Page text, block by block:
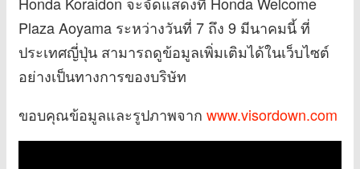
Plaza Aoyama ระหว่างวันที่ 7 ถึง 9 มีนาคมนี้ ที่
ประเทศญี่ปุ่น สามารถดูข้อมูลเพิ่มเติมได้ในเว็บไซต์
อย่างเป็นทางการของบริษัท
ขอบคุณข้อมูลและรูปภาพจาก www.visordown.com